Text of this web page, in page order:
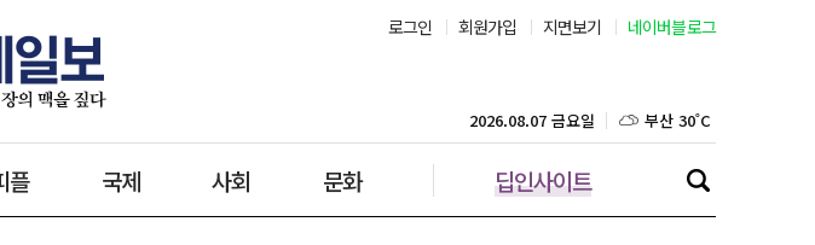
로그인 회원가입 지면보기 네이버블로그
플 국제 사회 문화 딥인사이트
2026.08.07 금요일 대구 34˚C
인천 30˚C